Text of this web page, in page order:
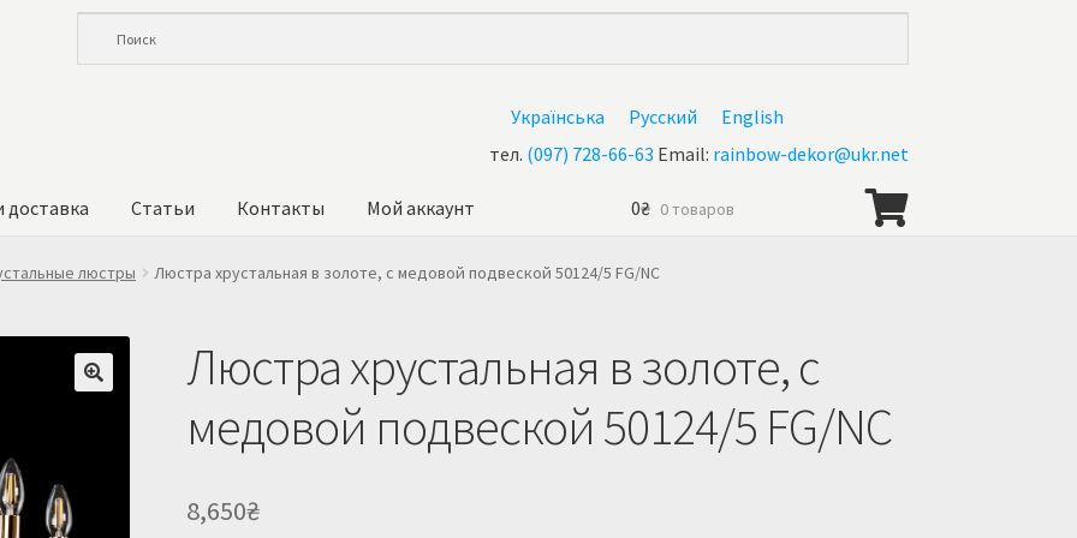
Українська Русский
English
тел. (097) 728-66-63 Email: rainbow-dekor@ukr.net
доставка Статьи Контакты
Мой аккаунт
0₴ 0 товаров
люстры Люстра хрустальная в золоте, с медовой подвеской 50124/5 FG/NC
Люстра хрустальная в золоте, с
медовой подвеской 50124/5 FG/NC
8,650₴